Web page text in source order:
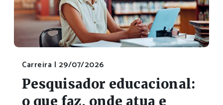
Carreira | 29/07/2026
Pesquisador educacional:
o que faz, onde atua e